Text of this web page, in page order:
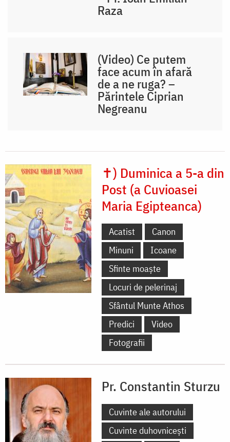
Raza
(Video) Ce putem
face acum în afară
de a ne ruga? –
Părintele Ciprian
Negreanu
✝) Duminica a 5-a din
Post (a Cuvioasei
Maria Egipteanca)
Acatist
Canon
Minuni
Icoane
Sfinte moaște
Locuri de pelerinaj
Sfântul Munte Athos
Predici
Video
Fotografii
Pr. Constantin Sturzu
Cuvinte ale autorului
Cuvinte duhovnicești